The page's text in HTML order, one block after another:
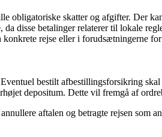
obligatoriske skatter og afgifter. Der
disse betalinger relaterer til lokale
rejse eller i forudsætningerne
bestilt afbestillingsforsikring
depositum. Dette vil fremgå af
aftalen og betragte rejsen som